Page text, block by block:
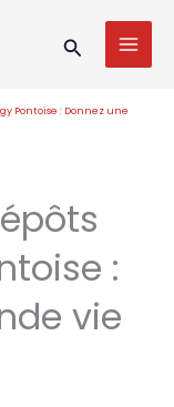
Rechercher
Pontoise : Donnez une
:
vie